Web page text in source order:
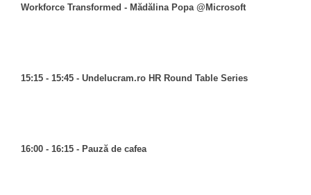
Workforce Transformed - Mădălina Popa @Microsoft
15:15 - 15:45 - Undelucram.ro HR Round Table Series
16:00 - 16:15 - Pauză de cafea